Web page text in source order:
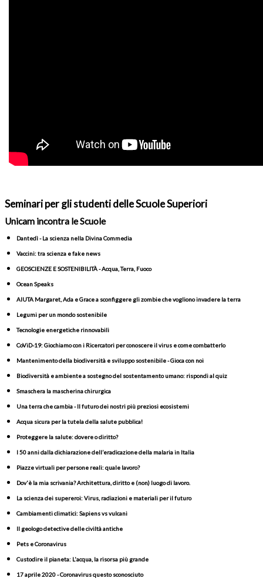
Seminari per gli studenti delle Scuole Superiori
Unicam incontra le Scuole
Dantedì - La scienza nella Divina Commedia
Vaccini: tra scienza e fake news
GEOSCIENZE E SOSTENIBILITÀ - Acqua, Terra, Fuoco
Ocean Speaks
AIUTA Margaret, Ada e Grace a sconfiggere gli zombie che vogliono invadere la terra
Legumi per un mondo sostenibile
Tecnologie energetiche rinnovabili
CoViD-19: Giochiamo con i Ricercatori per conoscere il virus e come combatterlo
Mantenimento della biodiversità e sviluppo sostenibile - Gioca con noi
Biodiversità e ambiente a sostegno del sostentamento umano: rispondi al quiz
Smaschera la mascherina chirurgica
Una terra che cambia - Il futuro dei nostri più preziosi ecosistemi
Acqua sicura per la tutela della salute pubblica!
Proteggere la salute: dovere o diritto?
I 50 anni dalla dichiarazione dell’eradicazione della malaria in Italia
Piazze virtuali per persone reali: quale lavoro?
Dov'è la mia scrivania? Architettura, diritto e (non) luogo di lavoro.
La scienza dei supereroi: Virus, radiazioni e materiali per il futuro
Cambiamenti climatici: Sapiens vs vulcani
Il geologo detective delle civiltà antiche
Pets e Coronavirus
Custodire il pianeta: L'acqua, la risorsa più grande
17 aprile 2020 - Coronavirus questo sconosciuto